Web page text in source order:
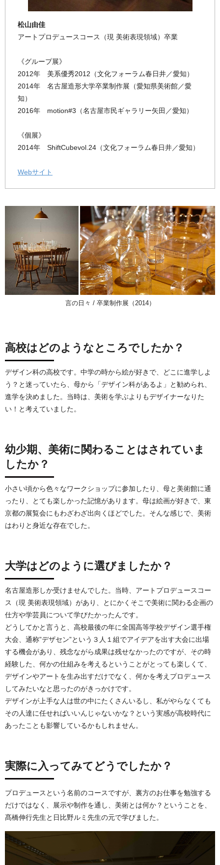
松山由佳
アートプロデュースコース（現 美術表現領域）卒業
《グループ展》
2012年 美系優秀2012（文化フォーラム春日井／愛知）
2014年 名古屋造形大学卒業制作展（愛知県美術館／愛
知）
2016年 motion#3（名古屋市民ギャラリー矢田／愛知）
《個展》
2014年 ShiftCubevol.24（文化フォーラム春日井／愛知）
Webサイト
言の日々 / 卒業制作展（2014）
高校はどのようなところでしたか？
デザイン科の高校です。中学の時から絵が好きで、どこに進学しよ
う？と迷っていたら、母から「デザイン科があるよ」と勧められ、
進学を決めました。当時は、美術を学ぶよりもデザイナーなりた
い！と考えていました。
幼少期、美術に関わることはされていま
したか？
小さい頃から色々なワークショップに参加したり、母と美術館に通
ったり、とても楽しかった記憶があります。母は絵画が好きで、東
京都の展覧会にもわざわざ出向くほどでした。そんな感じで、美術
はわりと身近な存在でした。
大学はどのように選びましたか？
名古屋造形しか受けませんでした。当時、アートプロデュースコー
ス（現 美術表現領域）があり、とにかくそこで美術に関わる企画の
仕方や学芸員について学びたかったんです。
どうしてかと言うと、高校最後の年に全国高等学校デザイン選手権
大会、通称”デザセン”という３人１組でアイデアを出す大会に出場
する機会があり、残念ながら成果は残せなかったのですが、その時
経験した、何かの仕組みを考えるということがとっても楽しくて、
デザインやアートを生み出すだけでなく、何かを考えプロデュース
してみたいなと思ったのがきっかけです。
デザインが上手な人は世の中にたくさんいるし、私がやらなくても
その人達に任せればいいんじゃないかな？という実感が高校時代に
あったことも影響しているかもしれません。
実際に入ってみてどうでしたか？
プロデュースという名前のコースですが、裏方のお仕事を勉強する
だけではなく、展示や制作を通し、美術とは何か？ということを、
髙橋伸行先生と日比野ルミ先生の元で学びました。